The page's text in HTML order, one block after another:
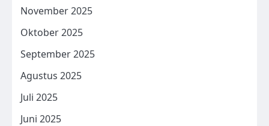
November 2025
Oktober 2025
September 2025
Agustus 2025
Juli 2025
Juni 2025